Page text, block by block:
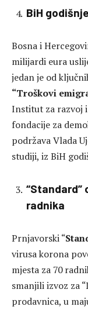
BiH
Bosna i
milijardi eura
jedan je od
“Troškovi
Institut za razvoj
fondacije za
podržava Vlada
studiji, iz BiH
“Standard”
radnika
Prnjavorski “
virusa korona
mjesta za 70
smanjili izvoz za
prodavnica, u